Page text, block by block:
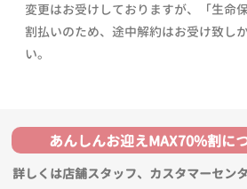
変更はお受けしておりますが、「生命
割払いのため、途中解約はお受け致し
い。
あんしんお迎えMAX70%割に
詳しくは店舗スタッフ、カスタマーセン